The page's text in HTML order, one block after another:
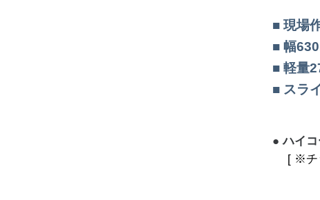
現場
幅
軽量
スラ
ハイ
[ ※チ